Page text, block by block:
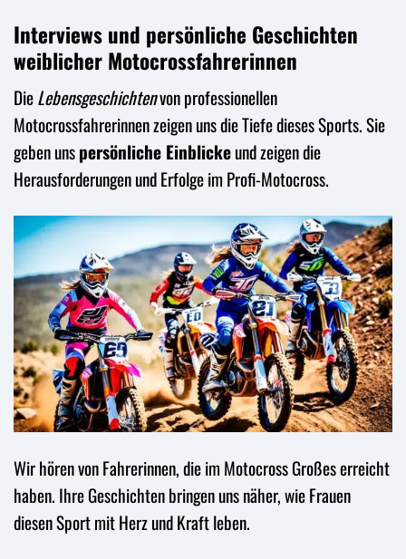
Interviews und persönliche Geschichten
weiblicher Motocrossfahrerinnen
DieLebensgeschichtenvon professionellen
Motocrossfahrerinnen zeigen uns die Tiefe dieses Sports. Sie
geben unspersönliche Einblickeund zeigen die
Herausforderungen und Erfolge im Profi-Motocross.
Wir hören von Fahrerinnen, die im Motocross Großes erreicht
haben. Ihre Geschichten bringen uns näher, wie Frauen
diesen Sport mit Herz und Kraft leben.